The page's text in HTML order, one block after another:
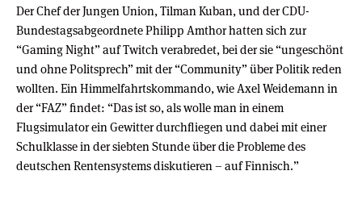
Der Chef der Jungen Union, Tilman Kuban, und der CDU-
Bundestagsabgeordnete Philipp Amthor hatten sich zur
“Gaming Night” auf Twitch verabredet, bei der sie “ungeschönt
und ohne Politsprech” mit der “Community” über Politik reden
wollten. Ein Himmelfahrtskommando, wie Axel Weidemann in
der “FAZ” findet: “Das ist so, als wolle man in einem
Flugsimulator ein Gewitter durchfliegen und dabei mit einer
Schulklasse in der siebten Stunde über die Probleme des
deutschen Rentensystems diskutieren – auf Finnisch.”